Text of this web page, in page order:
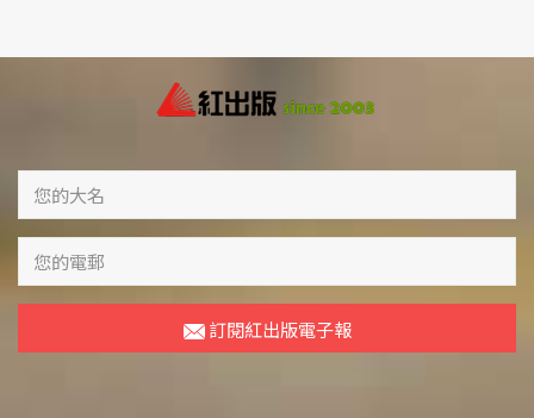
訂閱紅出版電子報